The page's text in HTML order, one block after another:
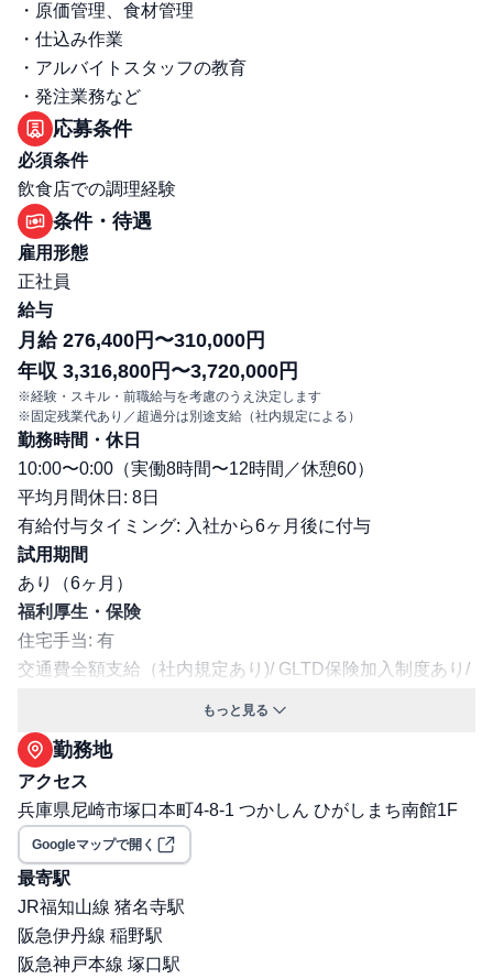
・原価管理、食材管理
・仕込み作業
・アルバイトスタッフの教育
・発注業務など
応募条件
必須条件
飲食店での調理経験
条件・待遇
雇用形態
正社員
給与
月給 276,400円〜310,000円
年収 3,316,800円〜3,720,000円
※経験・スキル・前職給与を考慮のうえ決定します
※固定残業代あり／超過分は別途支給（社内規定による）
勤務時間・休日
10:00〜0:00（実働8時間〜12時間／休憩60）
平均月間休日: 8日
有給付与タイミング: 入社から6ヶ月後に付与
試用期間
あり（6ヶ月）
福利厚生・保険
住宅手当: 有
交通費全額支給（社内規定あり)/ GLTD保険加入制度あり/
交通費支給: 有
保険: 社会保険完備（健康保険・厚生年金・雇用保険・労
災保険）
職場環境・ルール
受動喫煙対策（喫煙ルール）: 無
選考プロセス
選考プロセス詳細: 1次：人事担当者面接 2次：社長面接
その他
もっと見る
勤務地
アクセス
兵庫県尼崎市塚口本町4-8-1 つかしん ひがしまち南館1F
Googleマップで開く
最寄駅
JR福知山線 猪名寺駅
阪急伊丹線 稲野駅
阪急神戸本線 塚口駅